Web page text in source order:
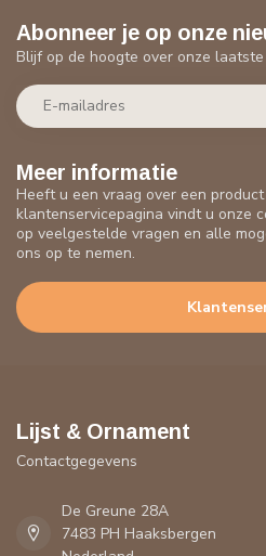
Meer informatie
Heeft u een vraag over een
klantenservicepagina vindt u onze
op veelgestelde vragen en alle
ons op te nemen.
Abonneer je op onze
Blijf op de hoogte over onze
Lijst & Ornament
Contactgegevens
De Greune 28A
7483 PH Haaksbergen